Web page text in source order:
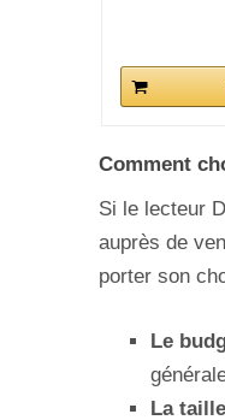
Comment
Si le lecteur
auprès de
porter son
Le
La